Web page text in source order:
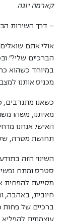
קארמה יוגה
– דרך השירות
אולי אתם
הברכיים שלי?"
במיוחד כשהוא
מכניס אותנו
כשאנו מתנדבים,
מאיתנו, משהו
האישי. אנחנו
תחושת מטרה,
השינוי הזה
סטרס ומתח נפשי
מסייעת להפחית
חיובית, באהבה,
ברכיים של פחות